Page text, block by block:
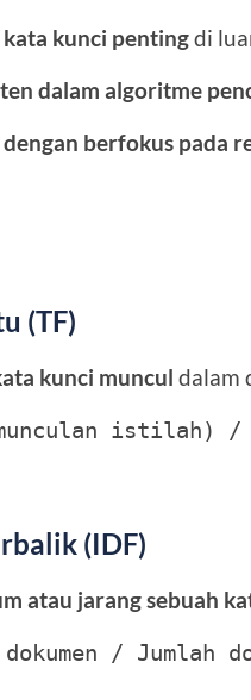
kunci pentingdi
dalam algoritme
berfokus pada
(TF)
kunci muncul dalam
istilah)
(IDF)
atau jarang sebuah
/ Jumlah